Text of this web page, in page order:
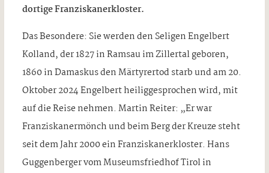
dortige Franziskanerkloster.
Das Besondere: Sie werden den Seligen Engelbert
Kolland, der 1827 in Ramsau im Zillertal geboren,
1860 in Damaskus den Märtyrertod starb und am 20.
Oktober 2024 Engelbert heiliggesprochen wird, mit
auf die Reise nehmen. Martin Reiter: „Er war
Franziskanermönch und beim Berg der Kreuze steht
seit dem Jahr 2000 ein Franziskanerkloster. Hans
Guggenberger vom Museumsfriedhof Tirol in